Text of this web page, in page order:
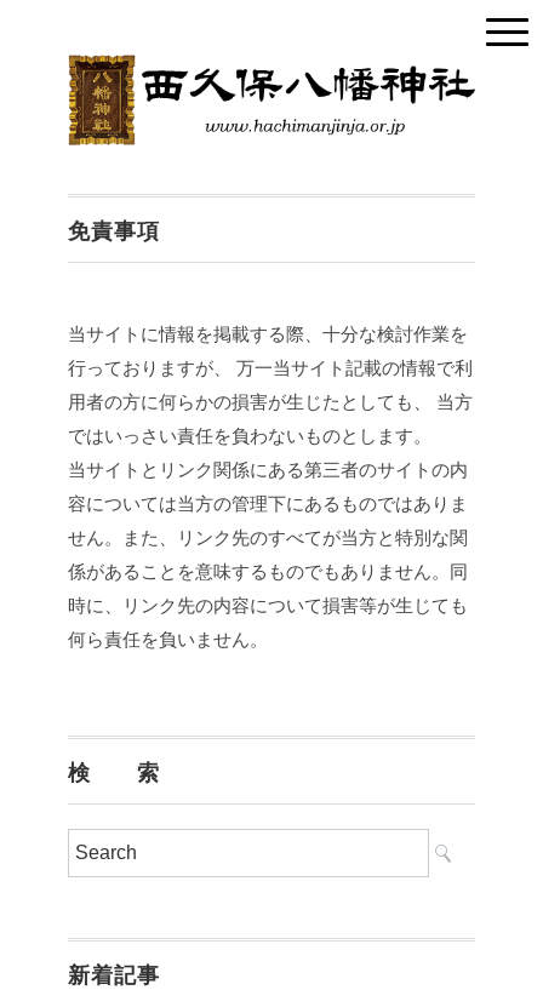
免責事項
当サイトに情報を掲載する際、十分な検討作業を
行っておりますが、 万一当サイト記載の情報で利
用者の方に何らかの損害が生じたとしても、 当方
ではいっさい責任を負わないものとします。
当サイトとリンク関係にある第三者のサイトの内
容については当方の管理下にあるものではありま
せん。また、リンク先のすべてが当方と特別な関
係があることを意味するものでもありません。同
時に、リンク先の内容について損害等が生じても
何ら責任を負いません。
検 索
新着記事